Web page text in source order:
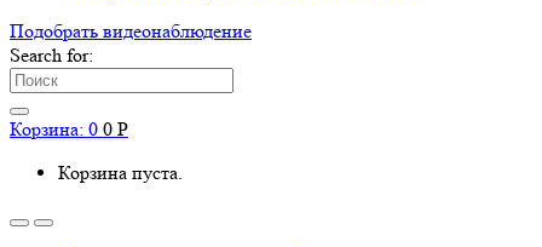
Подобрать видеонаблюдениe
Search for:
Корзина: 0 0 Р
Корзина пуста.